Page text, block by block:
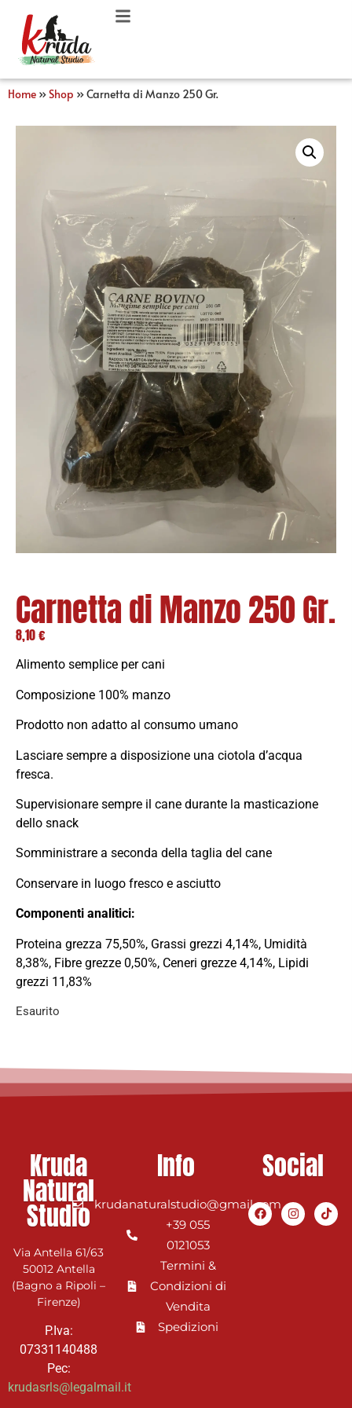
Home »Shop »Carnetta di Manzo 250 Gr.
Carnetta di Manzo 250 Gr.
8,10€
Alimento semplice per cani
Composizione 100% manzo
Prodotto non adatto al consumo umano
Lasciare sempre a disposizione una ciotola d’acqua
fresca.
Supervisionare sempre il cane durante la masticazione
dello snack
Somministrare a seconda della taglia del cane
Conservare in luogo fresco e asciutto
Componenti analitici:
Proteina grezza 75,50%, Grassi grezzi 4,14%, Umidità
8,38%, Fibre grezze 0,50%, Ceneri grezze 4,14%, Lipidi
grezzi 11,83%
Esaurito
Kruda
Natural
Studio
Via Antella 61/63
50012 Antella
(Bagno a Ripoli –
Firenze)
P.Iva:
07331140488
Pec:
krudasrls@legalmail.it
Info
krudanaturalstudio@gmail.com
+39 055
0121053
Termini &
Condizioni di
Vendita
Spedizioni
Social